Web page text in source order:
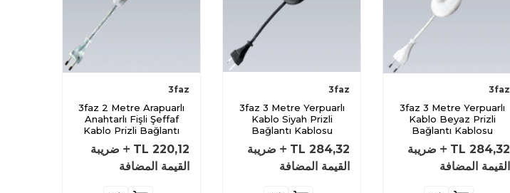
3faz
3faz 3 Metre Yerpuarlı
Kablo Beyaz Prizli
Bağlantı Kablosu
284,32
ضريبة
القيمة المضافة
3faz
3faz 3 Metre Yerpuarlı
Kablo Siyah Prizli
Bağlantı Kablosu
284,32
ضريبة
القيمة المضافة
3faz
3faz 2 Metre Arapuarlı
Anahtarlı Fişli Şeffaf
Kablo Prizli Bağlantı
220,12
ضريبة
القيمة المضافة